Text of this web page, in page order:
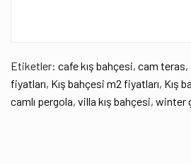
Etiketler: cafe kış bahçesi, cam teras,
fiyatları, Kış bahçesi m2 fiyatları, Kış
camlı pergola, villa kış bahçesi, winter